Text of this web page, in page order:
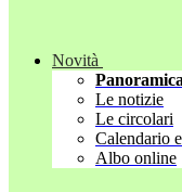
Novità
Panoramica
Le notizie
Le circolari
Calendario
Albo online